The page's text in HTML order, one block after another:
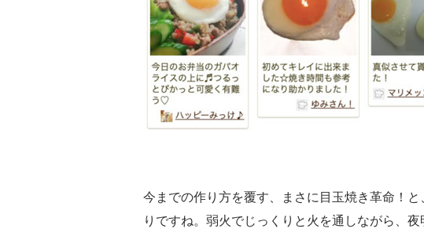
今までの作り方を覆す、まさに目玉焼き革命！
りですね。弱火でじっくりと火を通しながら、